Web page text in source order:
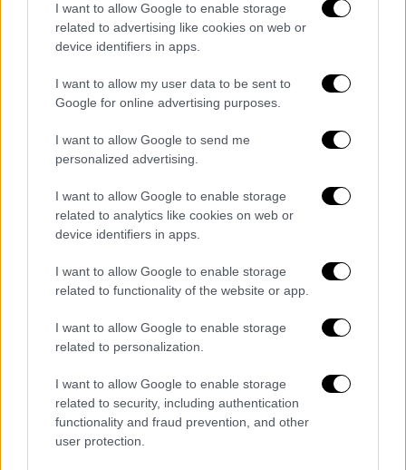
I want to allow Google to enable storage
related to advertising like cookies on web or
device identifiers in apps.
I want to allow my user data to be sent to
Google for online advertising purposes.
I want to allow Google to send me
personalized advertising.
I want to allow Google to enable storage
related to analytics like cookies on web or
device identifiers in apps.
I want to allow Google to enable storage
related to functionality of the website or app.
I want to allow Google to enable storage
related to personalization.
I want to allow Google to enable storage
related to security, including authentication
functionality and fraud prevention, and other
user protection.
Υπό κατάληψη δύο πλοία στο Ορμούζ:
Αναφορές για το ελληνόκτητο
«Epaminondas» - Διαψεύδει το ΥΠΑΝ
Όσα γνωστοποίησαν οι Φρουροί της